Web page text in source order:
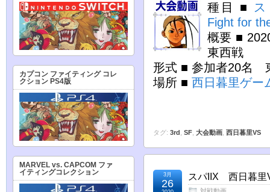
種目 ■
Fight for
概要 ■
東西戦
形式 ■ 参加者20名
場所 ■ 西日暮里ゲー
タグ: 3rd SF 大会動画 西日暮里VS
スパIIX 西日暮
3月
26
カプコン ファイティング コレ
クション PS4版
MARVEL vs. CAPCOM ファ
イティングコレクション